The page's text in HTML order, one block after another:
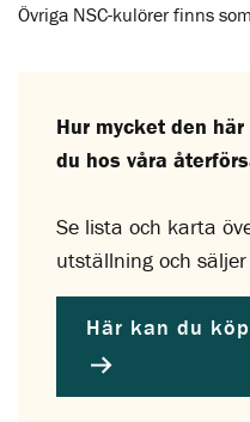
Övriga NSC-kulörer finns
Hur mycket den
du hos våra
Se lista och karta
utställning och
Här kan du